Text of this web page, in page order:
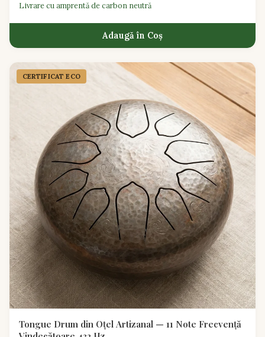
Livrare cu amprentă de carbon neutră
Adaugă în Coș
CERTIFICAT ECO
Tongue Drum din Oțel Artizanal — 11 Note Frecvență